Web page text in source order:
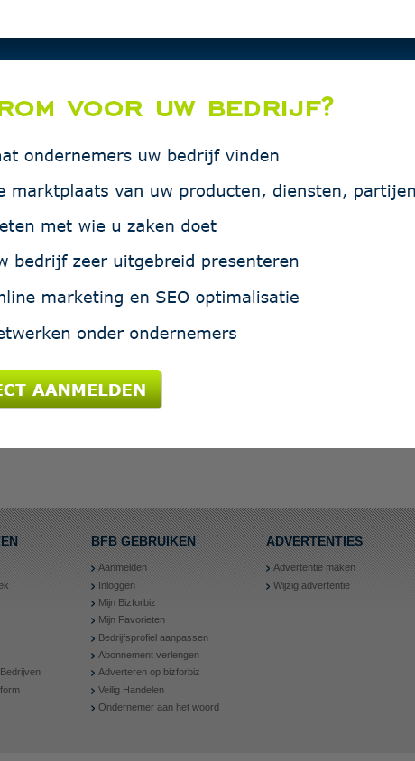
BFB GEBRUIKEN
Aanmelden
Inloggen
Mijn Bizforbiz
Mijn Favorieten
Bedrijfsprofiel aanpassen
Abonnement verlengen
Adverteren op bizforbiz
Veilig Handelen
Ondernemer aan het woord
ADVERTENTIES
Advertentie maken
Wijzig advertentie